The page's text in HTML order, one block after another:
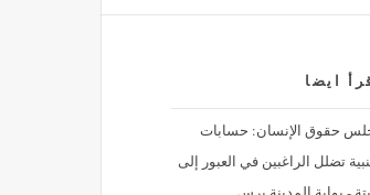
ايضا
حقوق الإنسان: حسابات
تضلل الراغبين في العبور إلى